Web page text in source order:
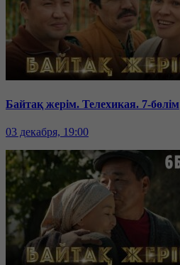
Байтақ жерім. Телехикая. 7-бөлім
03 декабря, 19:00